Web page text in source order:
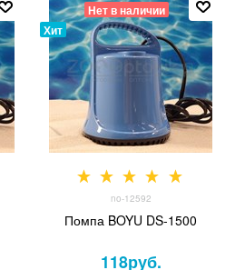
Нет в наличии
Хит
no-12592
Помпа BOYU DS-1500
118руб.